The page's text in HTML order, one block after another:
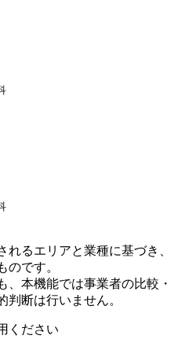
るエリアと業種に基づき、
のです。
、本機能では事業者の比較・
断は行いません。
ください